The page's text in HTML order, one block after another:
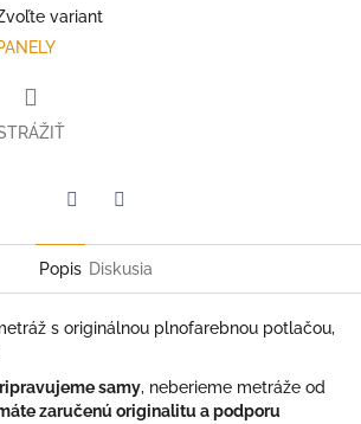
variant
Popis Diskusia
s originálnou plnofarebnou potlačou,
samy, neberieme metráže od
zaručenú originalitu a podporu